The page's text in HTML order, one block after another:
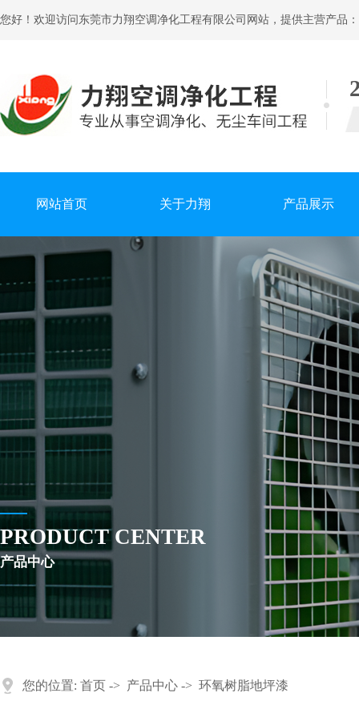
您好！欢迎访问东莞市力翔空调净化工程有限公司网站，提供主营产品
网站首页 关于力翔 产品展示
PRODUCT CENTER
产品中心
您的位置: 首页 -> 产品中心 -> 环氧树脂地坪漆